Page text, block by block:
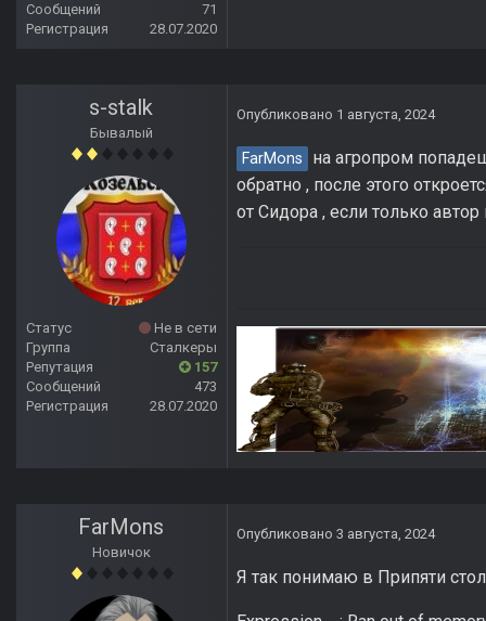
Сообщений
71
Регистрация
28.07.2020
s-stalk
Бывалый
Статус
Не в сети
Группа
Сталкеры
Репутация
157
Сообщений
473
Регистрация
28.07.2020
Опубликовано 1 августа, 2024
FarMons
на агропром
обратно , после этого
от Сидора , если только
FarMons
Новичок
Опубликовано 3 августа, 2024
Я так понимаю в Припяти